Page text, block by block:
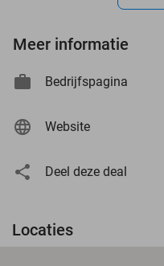
Meer informatie
Bedrijfspagina
Website
Deel deze deal
Locaties